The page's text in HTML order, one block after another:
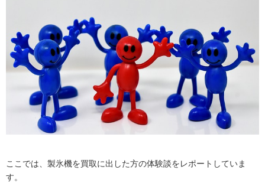
ここでは、製氷機を買取に出した方の体験談をレポートしていま
す。